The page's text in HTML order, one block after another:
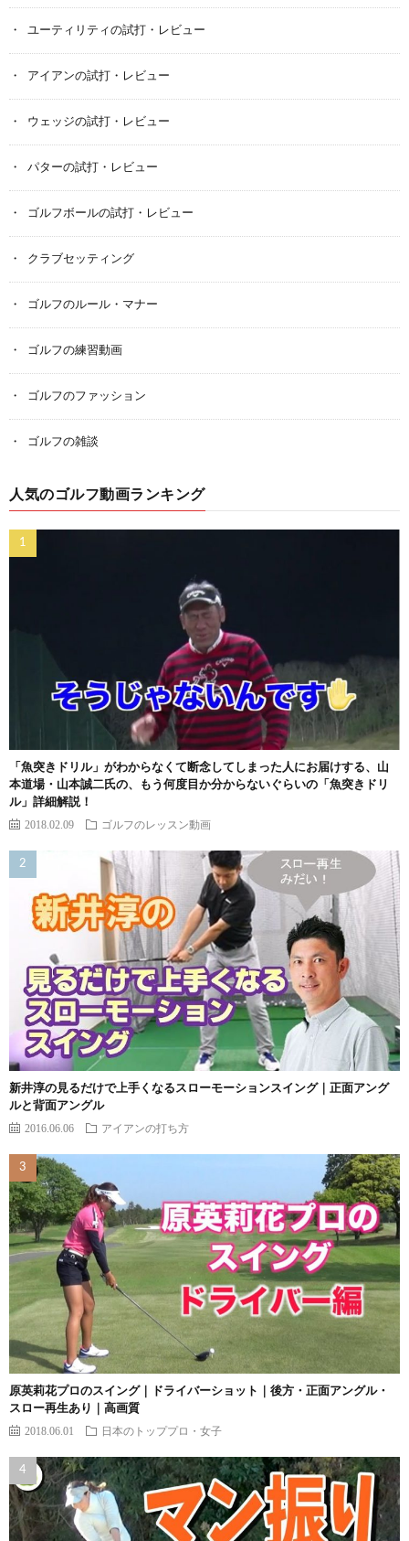
ユーティリティの試打・レビュー
アイアンの試打・レビュー
ウェッジの試打・レビュー
パターの試打・レビュー
ゴルフボールの試打・レビュー
クラブセッティング
ゴルフのルール・マナー
ゴルフの練習動画
ゴルフのファッション
ゴルフの雑談
人気のゴルフ動画ランキング
「魚突きドリル」がわからなくて断念してしまった人にお届けする、山
本道場・山本誠二氏の、もう何度目か分からないぐらいの「魚突きドリ
ル」詳細解説！
2018.02.09 ゴルフのレッスン動画
新井淳の見るだけで上手くなるスローモーションスイング｜正面アング
ルと背面アングル
2016.06.06 アイアンの打ち方
原英莉花プロのスイング｜ドライバーショット｜後方・正面アングル・
スロー再生あり｜高画質
2018.06.01 日本のトッププロ・女子